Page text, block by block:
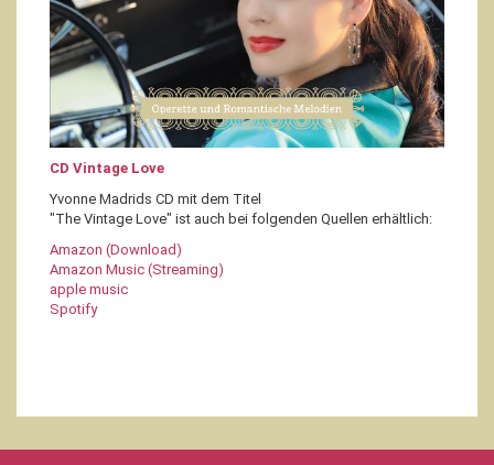
CD Vintage Love
Yvonne Madrids CD mit dem Titel
"The Vintage Love" ist auch bei folgenden Quellen erhältlich:
Amazon (Download)
Amazon Music (Streaming)
apple music
Spotify